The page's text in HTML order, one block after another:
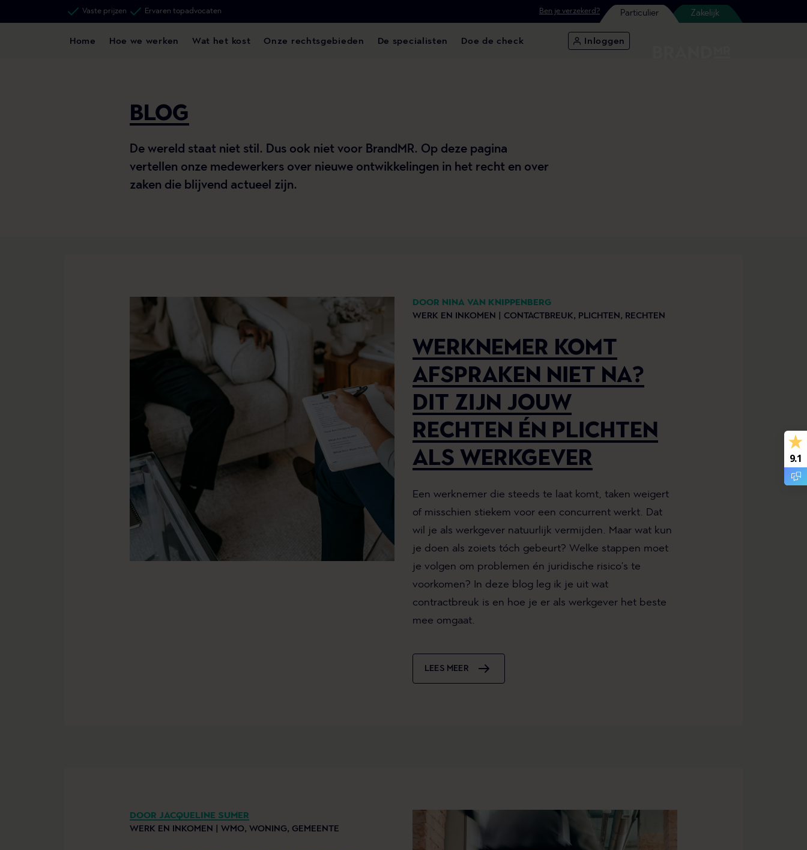
Vaste prijzen Ervaren topadvocaten Ben je verzekerd? Particulier Zakelijk
Home Hoe we werken Wat het kost Onze rechtsgebieden De specialisten Doe de check Inloggen
BLOG
De wereld staat niet stil. Dus ook niet voor BrandMR. Op deze pagina
vertellen onze medewerkers over nieuwe ontwikkelingen in het recht en over
zaken die blijvend actueel zijn.
DOOR NINA VAN KNIPPENBERG
WERK EN INKOMEN |
CONTACTBREUK, PLICHTEN, RECHTEN
WERKNEMER KOMT
AFSPRAKEN NIET NA?
DIT ZIJN JOUW
RECHTEN ÉN PLICHTEN
ALS WERKGEVER
Een werknemer die steeds te laat komt, taken weigert
of misschien stiekem voor een concurrent werkt. Dat
wil je als werkgever natuurlijk vermijden. Maar wat kun
je doen als zoiets tóch gebeurt? Welke stappen moet
je volgen om problemen én juridische risico’s te
voorkomen? In deze blog leg ik je uit wat
contractbreuk is en hoe je er als werkgever het beste
mee omgaat.
LEES MEER
DOOR JACQUELINE SUMER
WERK EN INKOMEN |
WMO,WONING, GEMEENTE
9.1